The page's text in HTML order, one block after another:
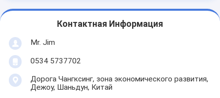
Контактная Информация
Mr. Jim
0534 5737702
Дорога Чангксинг, зона экономического развития,
Дежоу, Шаньдун, Китай